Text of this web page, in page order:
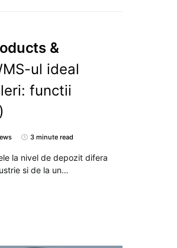
&
ul ideal
functii
3 minute read
la nivel de depozit difera
si de la un…